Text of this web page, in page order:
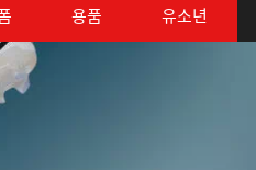
용품 유소년